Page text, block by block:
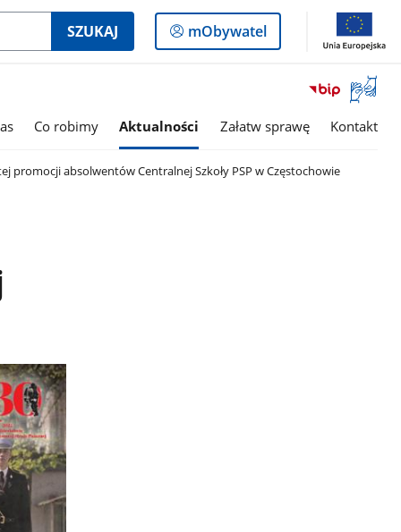
SZUKAJ
Logowanie
do
mObywatel
Otwórz
okno
z
Co robimy Aktualności Załatw sprawę Kontakt
promocji absolwentów Centralnej Szkoły PSP w Częstochowie